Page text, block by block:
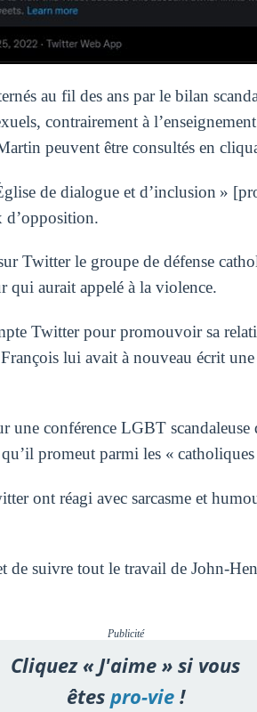
au fil des ans par le bilan
contrairement à
peuvent être consultés en
de dialogue et d’inclusion »
d’opposition.
Twitter le groupe de défense
qui aurait appelé à la violence.
Twitter pour promouvoir sa
lui avait à nouveau écrit
une conférence LGBT scandaleuse
promeut parmi les «
ont réagi avec sarcasme et
de suivre tout le travail de John-
Publicité
Cliquez « J'aime » si vous
êtespro-vie!